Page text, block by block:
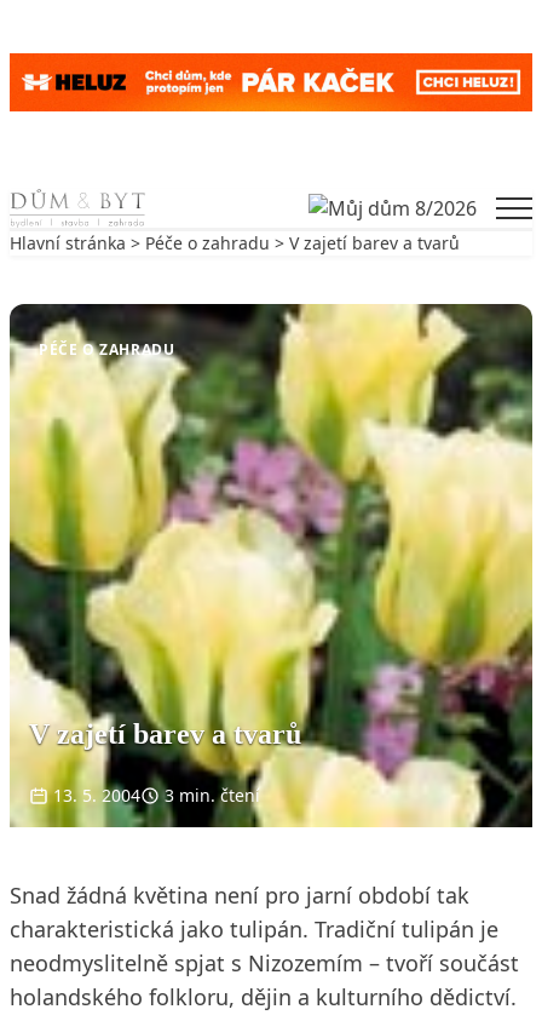
Skip to content
Hlavní stránka > Péče o zahradu > V zajetí barev a tvarů
PÉČE O ZAHRADU
V zajetí barev a tvarů
13. 5. 2004 3 min. čtení
Snad žádná květina není pro jarní období tak
charakteristická jako tulipán. Tradiční tulipán je
neodmyslitelně spjat s Nizozemím – tvoří součást
holandského folkloru, dějin a kulturního dědictví.